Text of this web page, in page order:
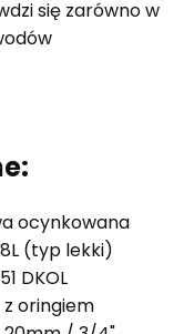
się zarówno w
ocynkowana
(typ lekki)
DKOL
z oringiem